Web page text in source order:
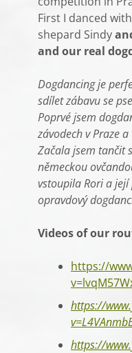
First I danced
shepard Sindy
and our real
Dogdancing je
sdílet zábavu se
Poprvé jsem
závodech v Praze
Začala jsem tančit
německou
vstoupila Rori a
opravdový
Videos of our
https://
https://
https://